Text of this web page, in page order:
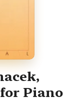
Piano